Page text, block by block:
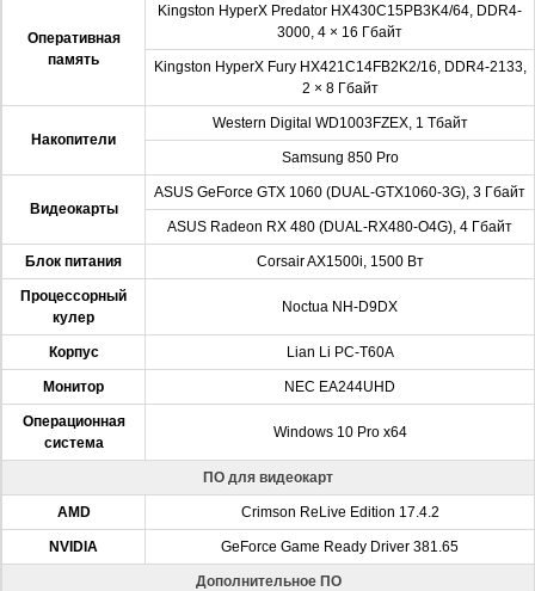
Оперативная
память
Kingston HyperX Predator HX430C15PB3K4/64, DDR4-
3000, 4 × 16 Гбайт
Kingston HyperX Fury HX421C14FB2K2/16, DDR4-2133,
2 × 8 Гбайт
Накопители
Western Digital WD1003FZEX, 1 Тбайт
Samsung 850 Pro
Видеокарты
ASUS GeForce GTX 1060 (DUAL-GTX1060-3G), 3 Гбайт
ASUS Radeon RX 480 (DUAL-RX480-O4G), 4 Гбайт
Блок питания Corsair AX1500i, 1500 Вт
Процессорный
кулер
Noctua NH-D9DX
Корпус Lian Li PC-T60A
Монитор NEC EA244UHD
Операционная
система
Windows 10 Pro x64
ПО для видеокарт
AMD Crimson ReLive Edition 17.4.2
NVIDIA GeForce Game Ready Driver 381.65
Дополнительное ПО